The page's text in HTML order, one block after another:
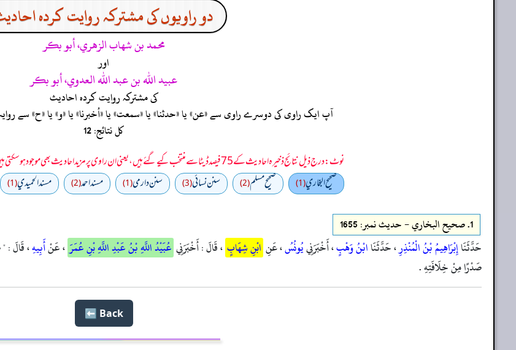
دو راویوں کی مشترکہ روایت کردہ
محمد بن شهاب الزهري، أبو بكر
اور
عبيد الله بن عبد الله العدوي، أبو بكر
کی مشترکہ روایت کردہ احادیث
آپ ایک راوی کی دوسرے راوی سے «عن» یا «حدثنا» یا «سمعت» یا «أخبرنا» یا «و» یا «ح» سے
کل نتائج: 12
نوٹ: درج ذیل نتائج ذخیرہ احادیث کے 75 فیصد ڈیٹا سے منتخب کیے گئے ہیں، یعنی ان راوی پر مزید احادیث بھی موجود ہو سکتی ہیں، اس لیے ان نتائج کو ابتدائی (اندازاً) سمجھا جائے۔
صحيح البخاري(1) صحيح مسلم(2) سنن نسائي(3) سنن دارمي(1) مسند احمد(2) مسند الحميدي(1)
1. صحيح البخاري - حدیث نمبر: 1655
حَدَّثَنَاإِبْرَاهِيمُ بْنُ الْمُنْذِرِ، حَدَّثَنَاابْنُ وَهْبٍ، أَخْبَرَنِييُونُسُ، عَنِ ابْنِ شِهَابٍ ، قَالَ : أَخْبَرَنِي عُبَيْدُ اللَّهِ بْنُ عَبْدِ اللَّهِ بْنِ عُمَرَ ، عَنْأَبِيهِ، قَالَ :
صَدْرًا مِنْ خِلَافَتِهِ .
Back ⬅️